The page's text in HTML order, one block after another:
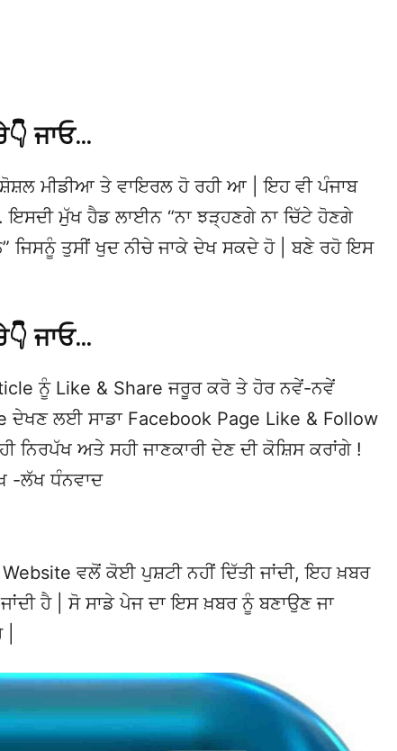
ਜਾਓ…
ਮੀਡੀਆ ਤੇ ਵਾਇਰਲ ਹੋ ਰਹੀ ਆ | ਇਹ ਵੀ ਪੰਜਾਬ
ਮੁੱਖ ਹੈਡ ਲਾਈਨ “ਨਾ ਝੜ੍ਹਣਗੇ ਨਾ ਚਿੱਟੇ ਹੋਣਗੇ
ਜਿਸਨੂੰ ਤੁਸੀਂ ਖੁਦ ਨੀਚੇ ਜਾਕੇ ਦੇਖ ਸਕਦੇ ਹੋ | ਬਣੇ ਰਹੋ ਇਸ
ਜਾਓ…
ਨੂੰ Like & Share ਜਰੂਰ ਕਰੋ ਤੇ ਹੋਰ ਨਵੇਂ-ਨਵੇਂ
ਦੇਖਣ ਲਈ ਸਾਡਾ Facebook Page Like & Follow
ਨਿਰਪੱਖ ਅਤੇ ਸਹੀ ਜਾਣਕਾਰੀ ਦੇਣ ਦੀ ਕੋਸ਼ਿਸ ਕਰਾਂਗੇ !
-ਲੱਖ ਧੰਨਵਾਦ
ਵਲੋਂ ਕੋਈ ਪੁਸ਼ਟੀ ਨਹੀਂ ਦਿੱਤੀ ਜਾਂਦੀ, ਇਹ ਖ਼ਬਰ
ਜਾਂਦੀ ਹੈ | ਸੋ ਸਾਡੇ ਪੇਜ ਦਾ ਇਸ ਖ਼ਬਰ ਨੂੰ ਬਣਾਉਣ ਜਾ